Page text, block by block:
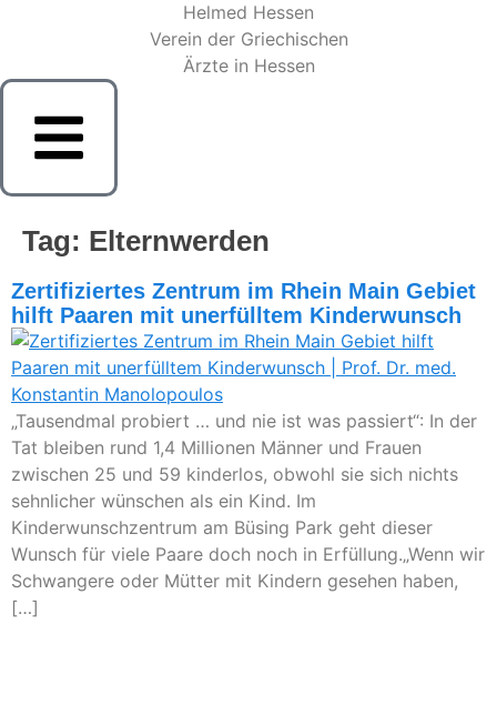
Helmed Hessen
Verein der Griechischen
Ärzte in Hessen
Tag: Elternwerden
Zertifiziertes Zentrum im Rhein Main Gebiet
hilft Paaren mit unerfülltem Kinderwunsch
„Tausendmal probiert … und nie ist was passiert“: In der
Tat bleiben rund 1,4 Millionen Männer und Frauen
zwischen 25 und 59 kinderlos, obwohl sie sich nichts
sehnlicher wünschen als ein Kind. Im
Kinderwunschzentrum am Büsing Park geht dieser
Wunsch für viele Paare doch noch in Erfüllung.„Wenn wir
Schwangere oder Mütter mit Kindern gesehen haben,
[…]